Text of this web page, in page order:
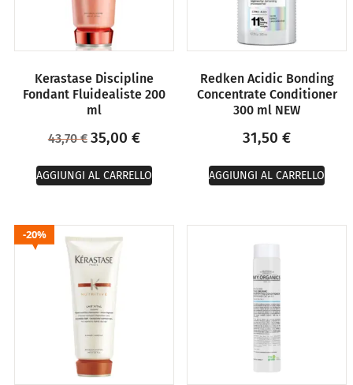
Kerastase Discipline
Fondant Fluidealiste 200
ml
43,70€ 35,00 €
AGGIUNGI AL CARRELLO
Redken Acidic Bonding
Concentrate Conditioner
300 ml NEW
31,50€
AGGIUNGI AL CARRELLO
20%